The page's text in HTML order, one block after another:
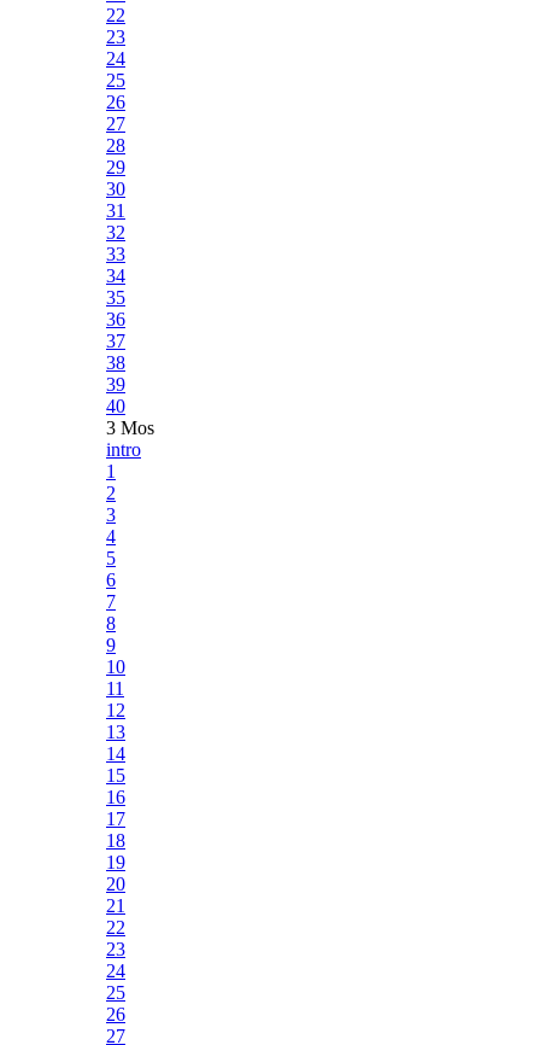
22
23
24
25
26
27
28
29
30
31
32
33
34
35
36
37
38
39
40
3 Mos
intro
1
2
3
4
5
6
7
8
9
10
11
12
13
14
15
16
17
18
19
20
21
22
23
24
25
26
27